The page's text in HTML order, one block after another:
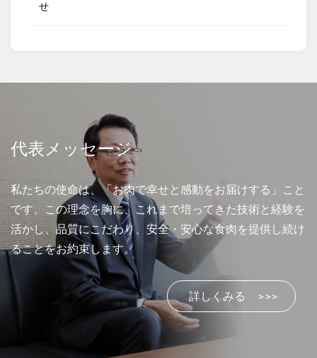
せ
代表メッセージ
私たちの使命は、「お肉で幸せと感動をお届けする」こと
です。この理念を胸に、これまで培ってきた技術と経験を
活かし、品質にこだわり、安全・安心な食肉を提供し続け
ることをお約束します。
詳しくみる